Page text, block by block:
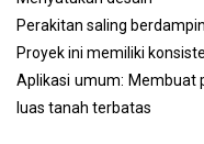
Perakitan saling
Proyek ini memiliki
Aplikasi umum: Membuat
luas tanah terbatas